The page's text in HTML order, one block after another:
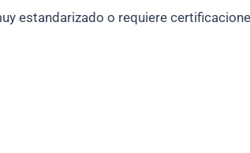
estandarizado o requiere